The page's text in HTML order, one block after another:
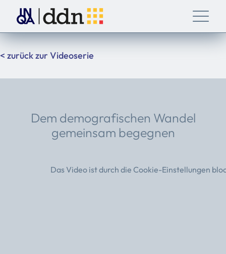
< zurück zur Videoserie
Dem demografischen Wandel
gemeinsam begegnen
Das Video ist durch die Cookie-Einstellungen